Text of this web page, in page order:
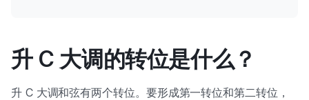
升 C 大调的转位是什么？
升 C 大调和弦有两个转位。要形成第一转位和第二转位，